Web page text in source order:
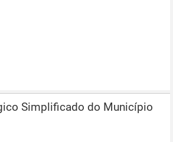
Simplificado do Município